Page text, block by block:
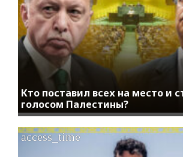
Кто поставил всех на место и
голосом Палестины?
access_time